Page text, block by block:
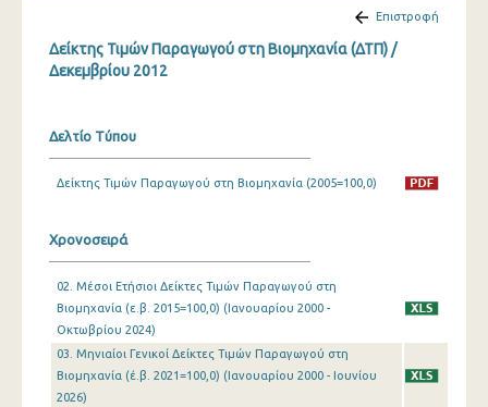
Δεκεμβρίου 2024
Οκτωβρίου 2024
Ιουλίου 2024
Ιουνίου 2024
Μαΐου 2024
Επιστροφή
Δείκτης Τιμών Παραγωγού στη Βιομηχανία (ΔΤΠ) /
Δεκεμβρίου 2012
Δελτίο Τύπου
Δείκτης Τιμών Παραγωγού στη Βιομηχανία (2005=100,0)
Χρονοσειρά
02. Μέσοι Ετήσιοι Δείκτες Τιμών Παραγωγού στη
Βιομηχανία (ε.β. 2015=100,0) (Ιανουαρίου 2000 -
Οκτωβρίου 2024)
03. Μηνιαίοι Γενικοί Δείκτες Τιμών Παραγωγού στη
Βιομηχανία (έ.β. 2021=100,0) (Ιανουαρίου 2000 - Ιουνίου
2026)